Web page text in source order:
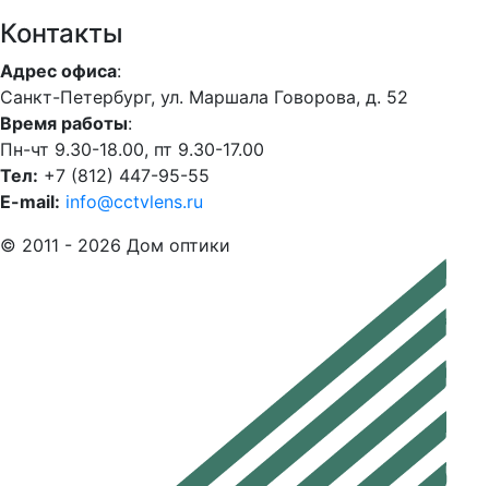
Контакты
Адрес офиса:
Санкт-Петербург, ул. Маршала Говорова, д. 52
Время работы:
Пн-чт 9.30-18.00, пт 9.30-17.00
Тел: +7 (812) 447-95-55
E-mail: info@cctvlens.ru
© 2011 - 2026 Дом оптики